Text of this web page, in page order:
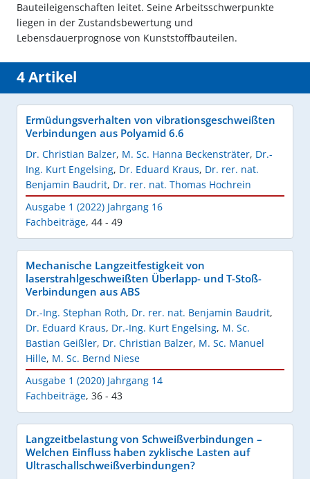
Bauteileigenschaften leitet. Seine Arbeitsschwerpunkte
liegen in der Zustandsbewertung und
Lebensdauerprognose von Kunststoffbauteilen.
4 Artikel
Ermüdungsverhalten von vibrationsgeschweißten
Verbindungen aus Polyamid 6.6
Dr. Christian Balzer, M. Sc. Hanna Beckensträter, Dr.-
Ing. Kurt Engelsing, Dr. Eduard Kraus, Dr. rer. nat.
Benjamin Baudrit, Dr. rer. nat. Thomas Hochrein
Ausgabe 1 (2022) Jahrgang 16
Fachbeiträge, 44 - 49
Mechanische Langzeitfestigkeit von
laserstrahlgeschweißten Überlapp- und T-Stoß-
Verbindungen aus ABS
Dr.-Ing. Stephan Roth, Dr. rer. nat. Benjamin Baudrit,
Dr. Eduard Kraus, Dr.-Ing. Kurt Engelsing, M. Sc.
Bastian Geißler, Dr. Christian Balzer, M. Sc. Manuel
Hille, M. Sc. Bernd Niese
Ausgabe 1 (2020) Jahrgang 14
Fachbeiträge, 36 - 43
Langzeitbelastung von Schweißverbindungen –
Welchen Einfluss haben zyklische Lasten auf
Ultraschallschweißverbindungen?